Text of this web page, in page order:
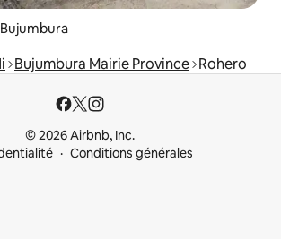
Bujumbura Mairie Province Rohero
© 2026 Airbnb, Inc.
Conditions générales